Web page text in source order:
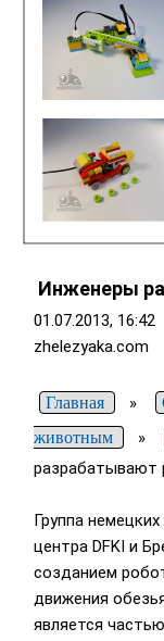
Инженеры
01.07.2013, 16:42
zhelezyaka.com
Главная »
животным
»
разрабатывают
Группа
центра DFKI и
созданием
движения
является